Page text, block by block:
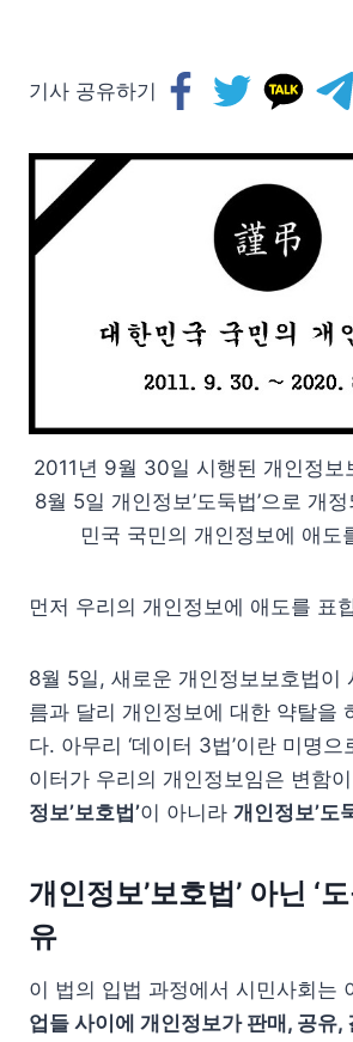
기사 공유하기
2011년 9월 30일 시행된 개인정보
8월 5일 개인정보’도둑법’으로 개
민국 국민의 개인정보에 애도
먼저 우리의 개인정보에 애도를 표
8월 5일, 새로운 개인정보보호법이
름과 달리 개인정보에 대한 약탈을
다. 아무리 ‘데이터 3법’이란 미명
이터가 우리의 개인정보임은 변함
정보’보호법’이 아니라 개인정보’도
개인정보’보호법’ 아닌 ‘도
유
이 법의 입법 과정에서 시민사회는
업들 사이에 개인정보가 판매, 공유,